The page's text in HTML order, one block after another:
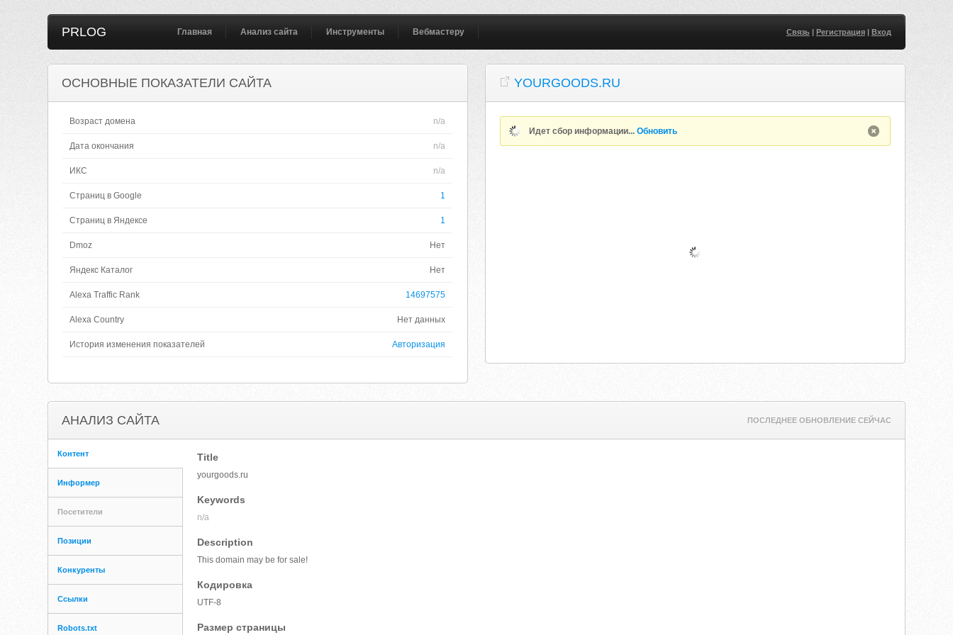
PRLOG Главная Анализ сайта Инструменты Вебмастеру Связь| Регистрация| Вход
ОСНОВНЫЕ ПОКАЗАТЕЛИ САЙТА
Возраст домена n/a
Дата окончания n/a
ИКС n/a
Страниц в Google 1
Страниц в Яндексе 1
Dmoz Нет
Яндекс Каталог Нет
Alexa Traffic Rank 14697575
Alexa Country Нет данных
История изменения показателей Авторизация
YOURGOODS.RU
Идет сбор информации...Обновить
АНАЛИЗ САЙТА ПОСЛЕДНЕЕ ОБНОВЛЕНИЕ СЕЙЧАС
Контент
Информер
Посетители
Позиции
Конкуренты
Ссылки
Robots.txt
Title
yourgoods.ru
Keywords
n/a
Description
This domain may be for sale!
Кодировка
UTF-8
Размер страницы